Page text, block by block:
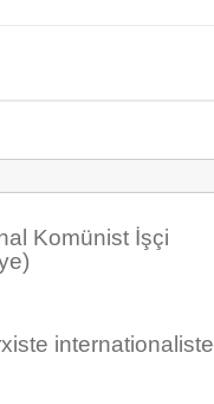
Komünist İşçi
internationaliste